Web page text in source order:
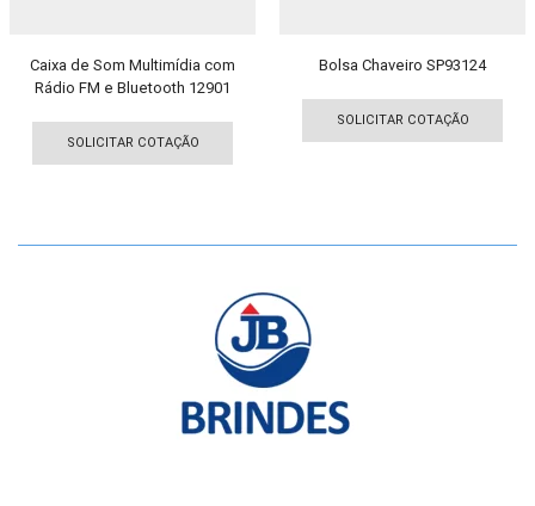
Caixa de Som Multimídia com
Rádio FM e Bluetooth 12901
SOLICITAR COTAÇÃO
tem
As
podem
ser
escolhidas
na
página
do
Bolsa Chaveiro SP93124
SOLICITAR COTAÇÃO
tem